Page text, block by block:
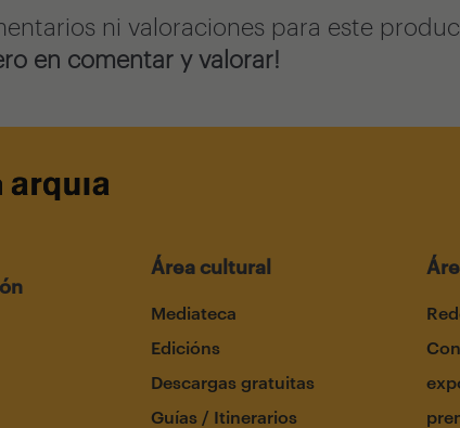
ni valoraciones para este
en comentar y valorar!
Área cultural
Mediateca
Edicións
Descargas gratuitas
Guías / Itinerarios